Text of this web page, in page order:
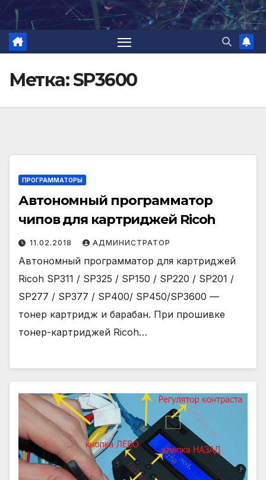
Перейти
содержимому
Метка:SP3600
ПРОГРАММАТОРЫ
Автономный программатор
чипов для картриджей Ricoh
11.02.2018 АДМИНИСТРАТОР
Автономный программатор для картриджей
Ricoh SP311 / SP325 / SP150 / SP220 / SP201 /
SP277 / SP377 / SP400/ SP450/SP3600 —
тонер картридж и барабан. При прошивке
тонер-картриджей Ricoh…